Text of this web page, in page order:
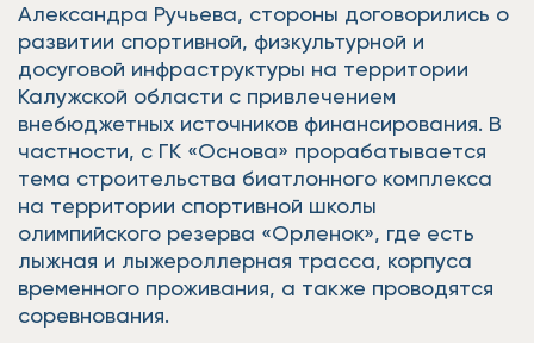
Александра Ручьева, стороны договорились о
развитии спортивной, физкультурной и
досуговой инфраструктуры на территории
Калужской области с привлечением
внебюджетных источников финансирования. В
частности, с ГК «Основа» прорабатывается
тема строительства биатлонного комплекса
на территории спортивной школы
олимпийского резерва «Орленок», где есть
лыжная и лыжероллерная трасса, корпуса
временного проживания, а также проводятся
соревнования.